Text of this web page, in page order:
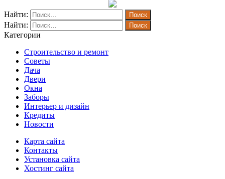
Найти:
Найти:
Категории
Строительство и ремонт
Советы
Дача
Двери
Окна
Заборы
Интерьер и дизайн
Кредиты
Новости
Карта сайта
Контакты
Установка сайта
Хостинг сайта